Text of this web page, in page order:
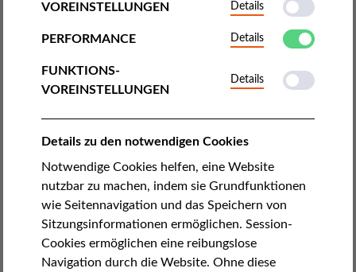
Europäisches Parlament
befürwortet EVI, den Fonds für
Rechte und Demokratie
Die Idee eines neuen Fonds für Menschenrechts- und
Demokratiegruppen innerhalb der EU gewinnt immer mehr
dass immer mehr Autokratien wie die ungarische Fidesz
gewählt werden.
by Israel Butler
April 11, 2018
VOREINSTELLUNGEN Details
PERFORMANCE Details
FUNKTIONS-
VOREINSTELLUNGEN
Details
Details zu den notwendigen Cookies
Notwendige Cookies helfen, eine Website
nutzbar zu machen, indem sie Grundfunktionen
wie Seitennavigation und das Speichern von
Sitzungsinformationen ermöglichen. Session-
Cookies ermöglichen eine reibungslose
Navigation durch die Website. Ohne diese